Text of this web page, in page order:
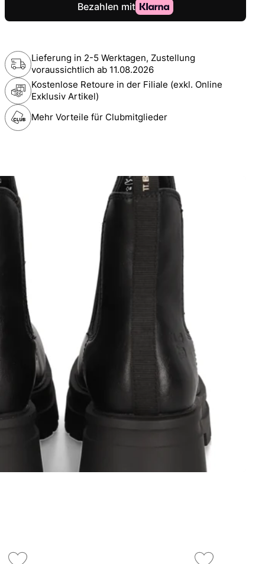
Lieferung in 2-5 Werktagen, Zustellung
voraussichtlich ab 11.08.2026
Kostenlose Retoure in der Filiale (exkl. Online
Exklusiv Artikel)
Mehr Vorteile für Clubmitglieder